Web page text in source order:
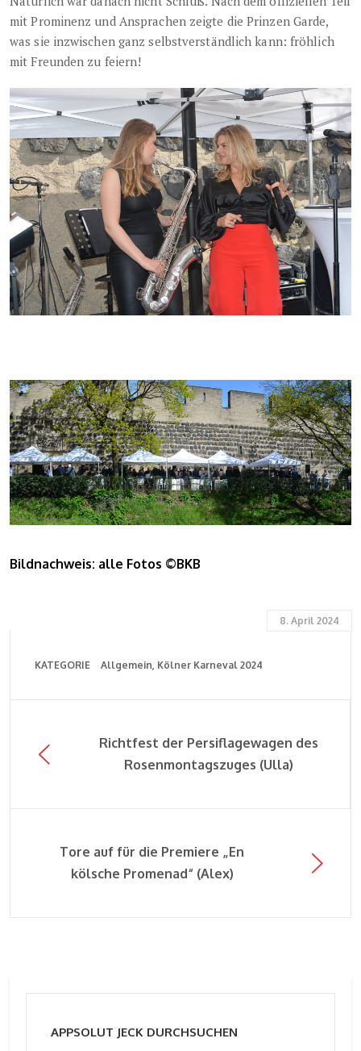
mit Prominenz und Ansprachen zeigte die Prinzen Garde,
was sie inzwischen ganz selbstverständlich kann: fröhlich
mit Freunden zu feiern!
Bildnachweis: alle Fotos ©BKB
8. April 2024
KATEGORIE Allgemein Kölner Karneval 2024
Richtfest der Persiflagewagen des
Rosenmontagszuges (Ulla)
Tore auf für die Premiere „En
kölsche Promenad“ (Alex)
APPSOLUT JECK DURCHSUCHEN